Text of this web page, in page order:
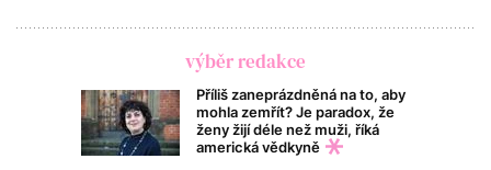
výběr redakce
Příliš zaneprázdněná na to, aby
mohla zemřít? Je paradox, že
ženy žijí déle než muži, říká
americká vědkyně